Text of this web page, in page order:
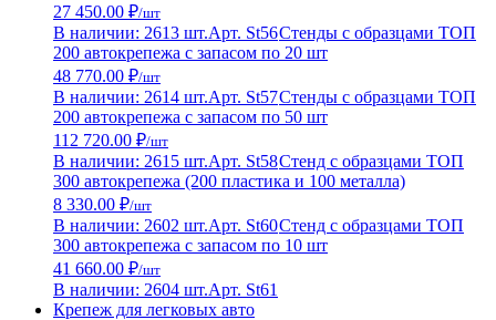
27 450.00 ₽/шт
В наличии: 2613 шт.Арт. St56Стенды с образцами ТОП
200 автокрепежа с запасом по 20 шт
48 770.00 ₽/шт
В наличии: 2614 шт.Арт. St57Стенды с образцами ТОП
200 автокрепежа с запасом по 50 шт
112 720.00 ₽/шт
В наличии: 2615 шт.Арт. St58Стенд с образцами ТОП
300 автокрепежа (200 пластика и 100 металла)
8 330.00 ₽/шт
В наличии: 2602 шт.Арт. St60Стенд с образцами ТОП
300 автокрепежа с запасом по 10 шт
41 660.00 ₽/шт
В наличии: 2604 шт.Арт. St61
Крепеж для легковых авто